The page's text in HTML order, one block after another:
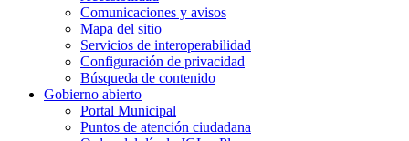
Comunicaciones y avisos
Mapa del sitio
Servicios de interoperabilidad
Configuración de privacidad
Búsqueda de contenido
Gobierno abierto
Portal Municipal
Puntos de atención ciudadana